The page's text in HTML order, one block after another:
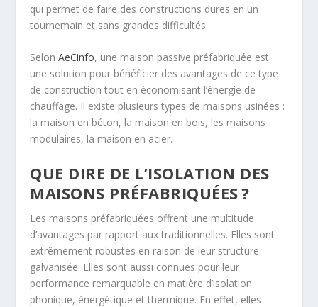
qui permet de faire des constructions dures en un
tournemain et sans grandes difficultés.
SelonAeCinfo, une maison passive préfabriquée est
une solution pour bénéficier des avantages de ce type
de construction tout en économisant l’énergie de
chauffage. Il existe plusieurs types de maisons usinées :
la maison en béton, la maison en bois, les maisons
modulaires, la maison en acier.
QUE DIRE DE L’ISOLATION DES
MAISONS PRÉFABRIQUÉES ?
Les maisons préfabriquées offrent une multitude
d’avantages par rapport aux traditionnelles. Elles sont
extrêmement robustes en raison de leur structure
galvanisée. Elles sont aussi connues pour leur
performance remarquable en matière d’isolation
phonique, énergétique et thermique. En effet, elles